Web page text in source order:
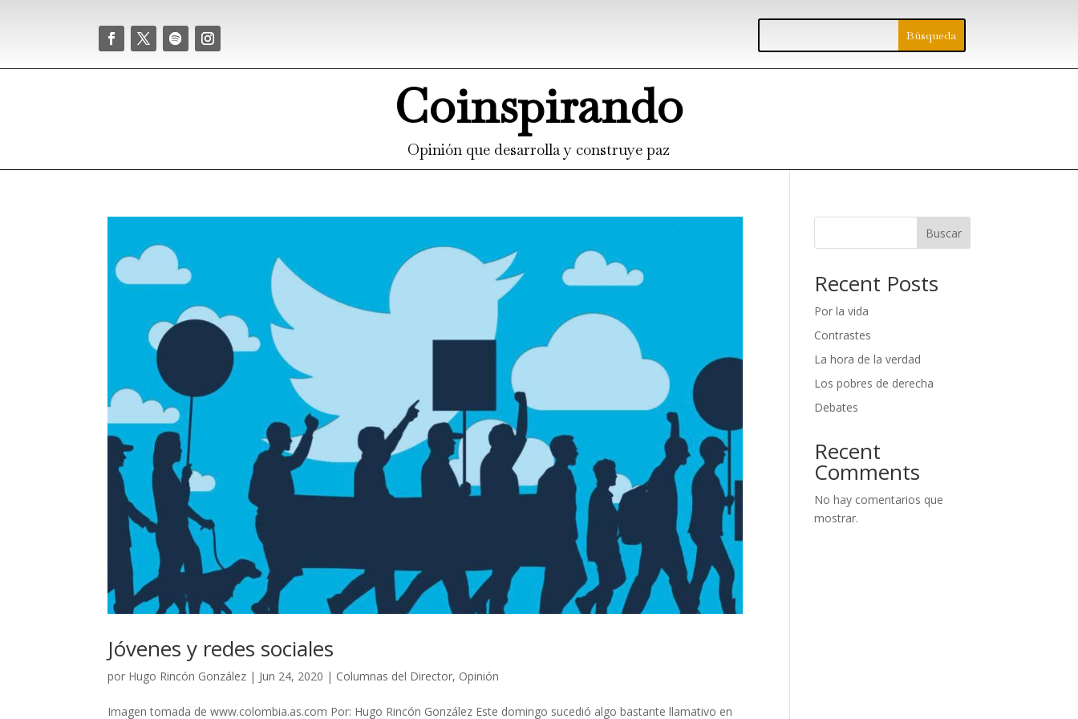
Coinspirando
Opinión que desarrolla y construye paz
Jóvenes y redes sociales
por Hugo Rincón González | Jun 24, 2020 | Columnas del Director, Opinión
Imagen tomada de www.colombia.as.com Por: Hugo Rincón González Este domingo sucedió algo bastante llamativo en
Buscar
Recent Posts
Por la vida
Contrastes
La hora de la verdad
Los pobres de derecha
Debates
Recent
Comments
No hay comentarios que
mostrar.